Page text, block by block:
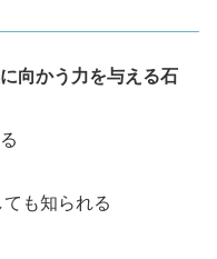
に向かう力を与える石
ても知られる